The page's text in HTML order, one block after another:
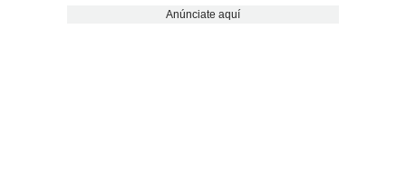
Anúnciate aquí